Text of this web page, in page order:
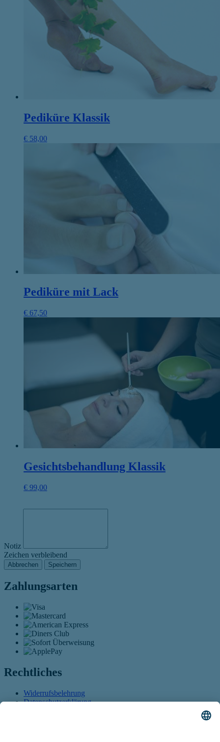
Pediküre Klassik
€ 58,00
Pediküre mit Lack
€ 67,50
Gesichtsbehandlung Klassik
€ 99,00
Notiz
Zeichen verbleibend
Abbrechen Speichern
Zahlungsarten
Rechtliches
Widerrufsbelehrung
Datenschutzerklärung